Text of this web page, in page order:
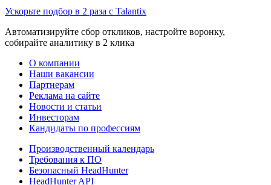
Ускорьте подбор в 2 раза с Talantix
Автоматизируйте сбор откликов, настройте воронку,
собирайте аналитику в 2 клика
О компании
Наши вакансии
Партнерам
Реклама на сайте
Новости и статьи
Инвесторам
Кандидаты по профессиям
Производственный календарь
Требования к ПО
Безопасный HeadHunter
HeadHunter API